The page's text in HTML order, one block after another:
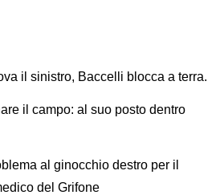
il sinistro, Baccelli blocca a terra.
il campo: al suo posto dentro
al ginocchio destro per il
del Grifone